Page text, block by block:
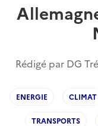
Rédigé par DG
ENERGIE CLIMAT
TRANSPORTS